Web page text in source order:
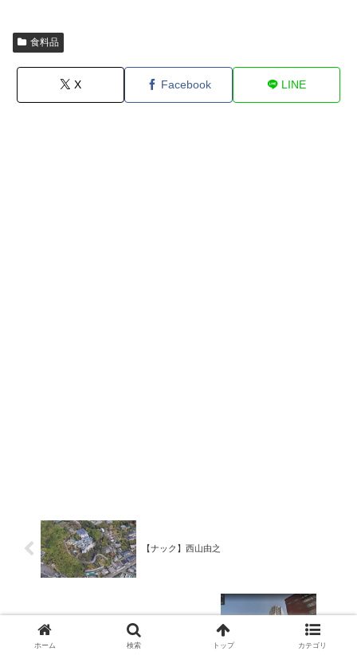
食料品
X Facebook LINE
【ナック】西山由之
【エヌアイシ・オートテック】西川浩司
ホーム 検索 トップ カテゴリ